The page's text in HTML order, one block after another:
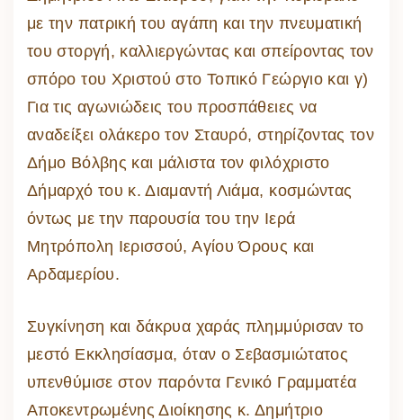
με την πατρική του αγάπη και την πνευματική
του στοργή, καλλιεργώντας και σπείροντας τον
σπόρο του Χριστού στο Τοπικό Γεώργιο και γ)
Για τις αγωνιώδεις του προσπάθειες να
αναδείξει ολάκερο τον Σταυρό, στηρίζοντας τον
Δήμο Βόλβης και μάλιστα τον φιλόχριστο
Δήμαρχό του κ. Διαμαντή Λιάμα, κοσμώντας
όντως με την παρουσία του την Ιερά
Μητρόπολη Ιερισσού, Αγίου Όρους και
Αρδαμερίου.
Συγκίνηση και δάκρυα χαράς πλημμύρισαν το
μεστό Εκκλησίασμα, όταν ο Σεβασμιώτατος
υπενθύμισε στον παρόντα Γενικό Γραμματέα
Αποκεντρωμένης Διοίκησης κ. Δημήτριο